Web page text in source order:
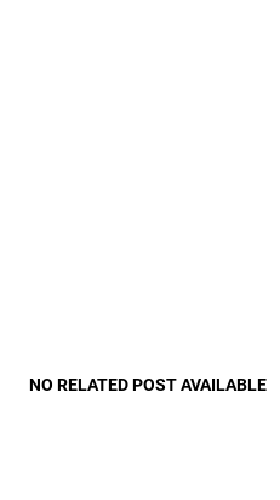
NO RELATED POST AVAILABLE